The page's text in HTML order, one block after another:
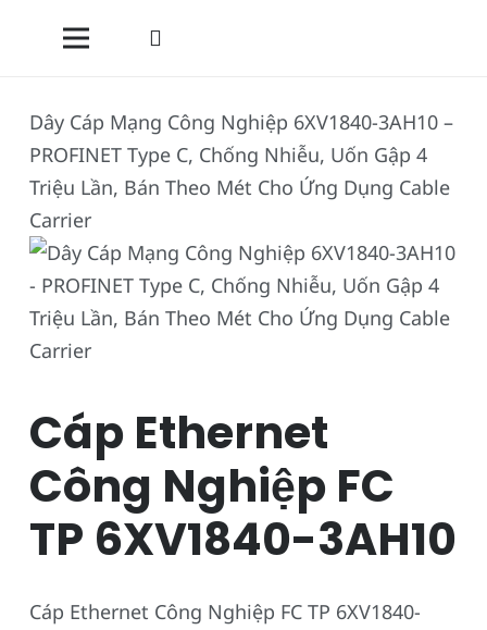
Dây Cáp Mạng Công Nghiệp 6XV1840-3AH10 –
PROFINET Type C, Chống Nhiễu, Uốn Gập 4
Triệu Lần, Bán Theo Mét Cho Ứng Dụng Cable
Carrier
Cáp Ethernet
Công Nghiệp FC
TP 6XV1840-3AH10
Cáp Ethernet Công Nghiệp FC TP 6XV1840-